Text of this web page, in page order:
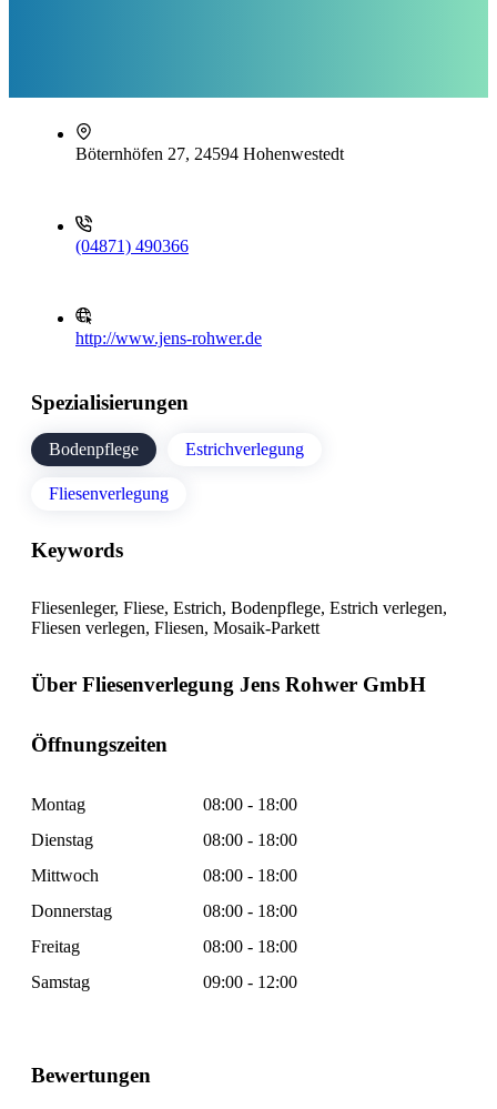
Böternhöfen 27, 24594 Hohenwestedt
(04871) 490366
http://www.jens-rohwer.de
Spezialisierungen
Bodenpflege Estrichverlegung
Fliesenverlegung
Keywords
Fliesenleger, Fliese, Estrich, Bodenpflege, Estrich verlegen,
Fliesen verlegen, Fliesen, Mosaik-Parkett
Über Fliesenverlegung Jens Rohwer GmbH
Öffnungszeiten
Montag
08:00 - 18:00
Dienstag
08:00 - 18:00
Mittwoch
08:00 - 18:00
Donnerstag
08:00 - 18:00
Freitag
08:00 - 18:00
Samstag
09:00 - 12:00
Bewertungen